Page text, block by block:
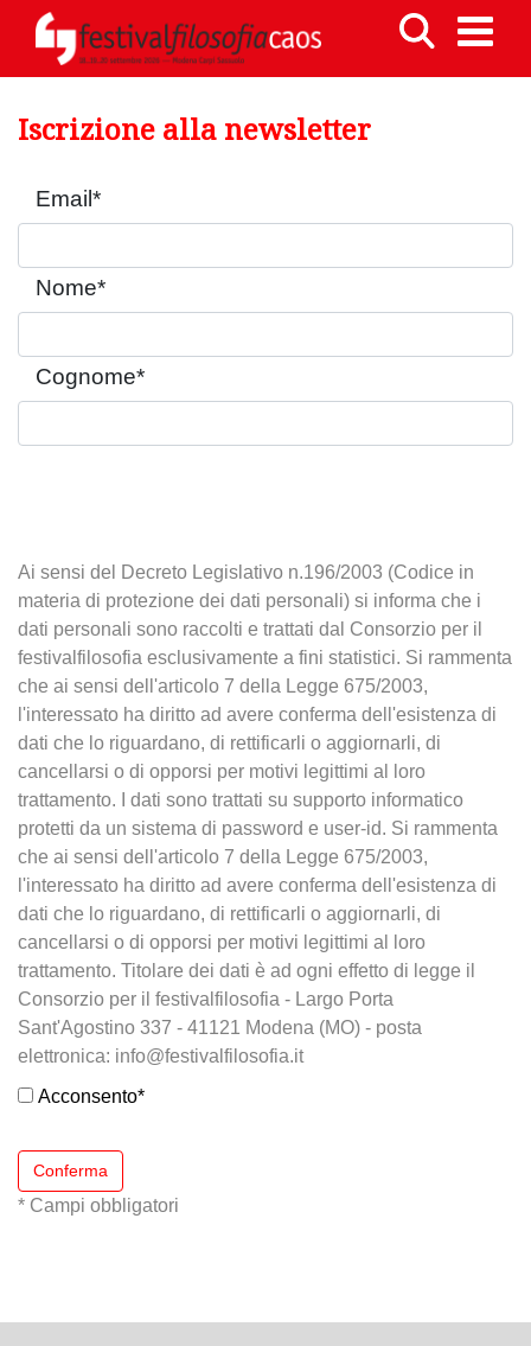
Iscrizione alla newsletter
Email*
Nome*
Cognome*
Ai sensi del Decreto Legislativo n.196/2003 (Codice in
materia di protezione dei dati personali) si informa che i
dati personali sono raccolti e trattati dal Consorzio per il
festivalfilosofia esclusivamente a fini statistici. Si rammenta
che ai sensi dell'articolo 7 della Legge 675/2003,
l'interessato ha diritto ad avere conferma dell'esistenza di
dati che lo riguardano, di rettificarli o aggiornarli, di
cancellarsi o di opporsi per motivi legittimi al loro
trattamento. I dati sono trattati su supporto informatico
protetti da un sistema di password e user-id. Si rammenta
che ai sensi dell'articolo 7 della Legge 675/2003,
l'interessato ha diritto ad avere conferma dell'esistenza di
dati che lo riguardano, di rettificarli o aggiornarli, di
cancellarsi o di opporsi per motivi legittimi al loro
trattamento. Titolare dei dati è ad ogni effetto di legge il
Consorzio per il festivalfilosofia - Largo Porta
Sant'Agostino 337 - 41121 Modena (MO) - posta
elettronica: info@festivalfilosofia.it
Acconsento*
Conferma
* Campi obbligatori